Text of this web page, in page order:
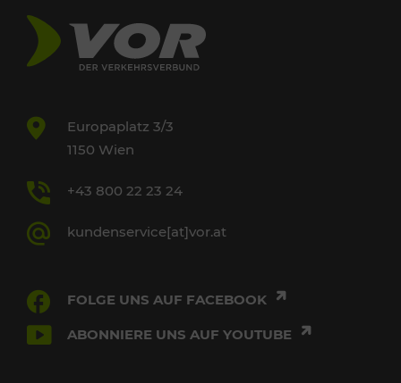
Europaplatz 3/3
1150 Wien
+43 800 22 23 24
kundenservice[at]vor.at
FOLGE UNS AUF FACEBOOK
ABONNIERE UNS AUF YOUTUBE